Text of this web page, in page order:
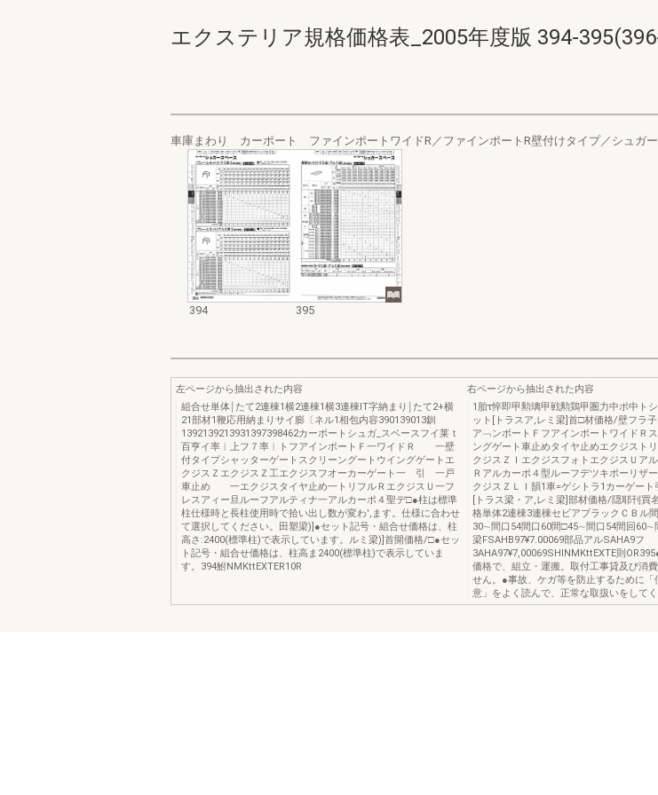
エクステリア規格価格表_2005年度版 394-
車庫まわり カーポート ファインポートワイドR／ファインポートR壁付けタイプ／シュガ
394 395
左ページから抽出された内容
組合せ単体￨たて2連棟1横2連棟1横3連棟IT字納まり￨たて2+横
21部材1鞭応用納まりサイ膨〔ネル1相包内容390139013釧
1392139213931397398462カーポートシュガ_スベースフイ莱ｔ
百亨イ率︱上フ７率︱トフアインポートＦ一ワイドＲ 一壁
付タイプシャッターゲートスクリーングートウイングゲートエ
クジスＺエクジスＺ工エクジスフオーカーゲート一 引 一戸
車止め 一エクジスタイヤ止め一トリフルＲエクジスＵ一フ
レスアィー旦ルーフアルティナ一アルカーポ４聖デ□●柱は標準
柱仕様時と長柱使用時で拾い出し数が変わ',ます。仕様に合わせ
て選択してください。田塑梁)]●セット記号・組合せ価格は、柱
高さ:2400(標準柱)で表示しています。ルミ梁)]首開価格/□●セッ
ト記号・組合せ価格は、柱高ま2400(標準柱)で表示していま
す。394鮒NMKttEXTER10R
右ページから抽出された内容
1胎τ悴即甲勲璃甲戦勲鶏甲圏力中ポ中ト
ット[トラスア,レミ梁]首□材価格/壁フラ
ア﹁ンポートＦフアインポートワイドＲ
ングゲート車止めタイヤ止めエクジスト
クジスＺＩエクジスフォトエクジスＵア
Ｒアルカーポ４型ルーフデツキポーリザ
クジスＺＬＩ韻1車=ゲシトラ1カーゲー
[トラス梁・ア,レミ梁]部材価格/隠耶刊買
格単体2連棟3連棟セビアブラックＣＢル
30∼間口54間口60間□45∼間口54間回60∼
梁FSAHB97¥7.00069部品アルSAHA9フ
3AHA97¥7,00069SHINMKttEXTE則
価格で、組立・運搬。取付工事貸及び消
せん。●事故、ケガ等を防止するために「
意」をよく読んで、正常な取扱いをしてく